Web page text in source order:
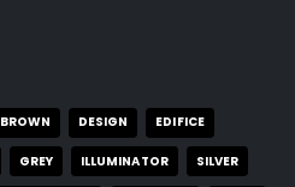
BROWN DESIGN EDIFICE
GREY ILLUMINATOR SILVER